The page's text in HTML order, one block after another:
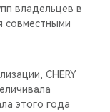
владельцев в
совместными
CHERY
этого года